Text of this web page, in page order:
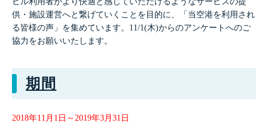
供・施設運営へと繋げていくことを目的に、「当空港を利用され
る皆様の声」を集めています。11/1(木)からのアンケートへのご
協力をお願いいたします。
期間
2018年11月1日～2019年3月31日